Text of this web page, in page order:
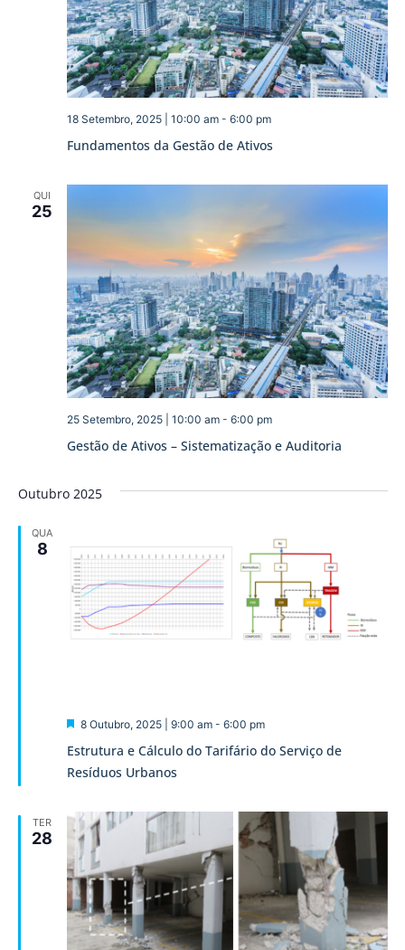
Fundamentos da Gestão de Ativos
18 Setembro, 2025 | 10:00 am- 6:00 pm
QUI
25
Gestão de Ativos – Sistematização e Auditoria
25 Setembro, 2025 | 10:00 am- 6:00 pm
Outubro 2025
QUA
8
Estrutura e Cálculo do Tarifário do Serviço de
Resíduos Urbanos
Destaque
8 Outubro, 2025 | 9:00 am- 6:00 pm
TER
28